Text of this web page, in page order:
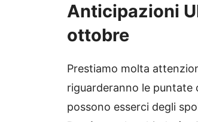
Anticipazioni
ottobre
Prestiamo molta
riguarderanno le puntate
possono esserci degli